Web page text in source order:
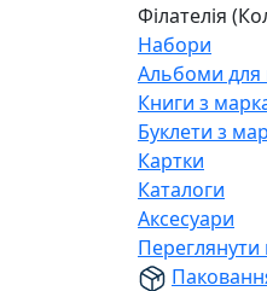
Філателія
Набори
Альбоми для
Книги з
Буклети з
Картки
Каталоги
Аксесуари
Переглянути